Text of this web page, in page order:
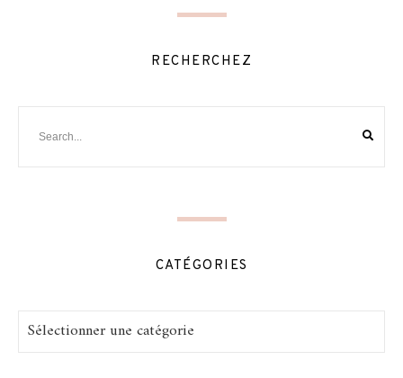
RECHERCHEZ
CATÉGORIES
Catégories